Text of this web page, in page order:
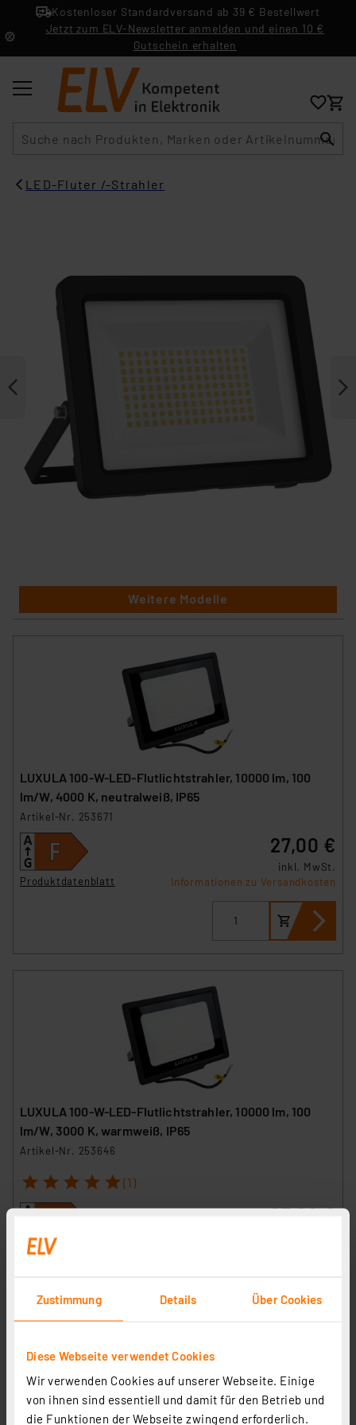
Zustimmung Details Über Cookies
Diese Webseite verwendet Cookies
Wir verwenden Cookies auf unserer Webseite. Einige
von ihnen sind essentiell und damit für den Betrieb und
die Funktionen der Webseite zwingend erforderlich.
Kostenloser Standardversand ab 39 € Bestellwert
Jetzt zum ELV-Newsletter anmelden und einen 10 €
Gutschein erhalten
LED-Fluter /-Strahler
Weitere Modelle
LUXULA 100-W-LED-Flutlichtstrahler, 10000 lm, 100
lm/W, 4000 K, neutralweiß, IP65
Artikel-Nr. 253671
Produktdatenblatt
27,00 €
inkl. MwSt.
Informationen zu Versandkosten
LUXULA 100-W-LED-Flutlichtstrahler, 10000 lm, 100
lm/W, 3000 K, warmweiß, IP65
Artikel-Nr. 253646
1 2 3 4 5 (1)
Produktdatenblatt
27,00 €